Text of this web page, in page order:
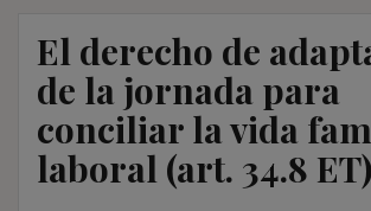
El derecho de
de la jornada para
conciliar la vida
laboral (art. 34.8 ET)